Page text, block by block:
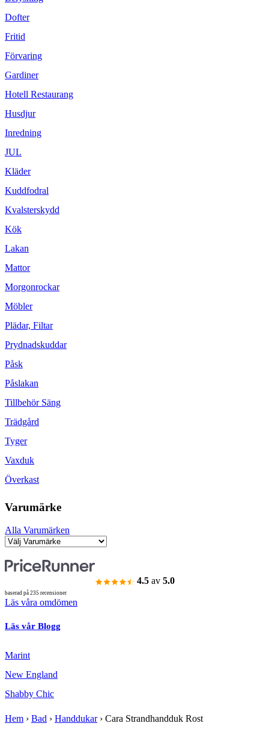
Dofter
Fritid
Förvaring
Gardiner
Hotell Restaurang
Husdjur
Inredning
JUL
Kläder
Kuddfodral
Kvalsterskydd
Kök
Lakan
Mattor
Morgonrockar
Möbler
Plädar, Filtar
Prydnadskuddar
Påsk
Påslakan
Tillbehör Säng
Trädgård
Tyger
Vaxduk
Överkast
Varumärke
Alla Varumärken
4.5 av 5.0
baserad på 235 recensioner
Läs våra omdömen
Läs vår Blogg
Marint
New England
Shabby Chic
Hem › Bad › Handdukar› Cara Strandhandduk Rost